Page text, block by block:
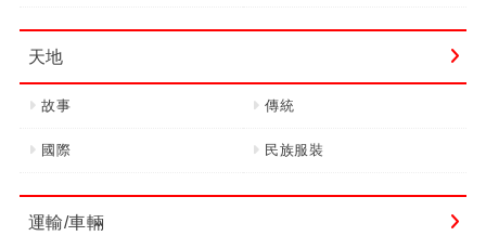
天地
故事 傳統
國際 民族服裝
運輸/車輛